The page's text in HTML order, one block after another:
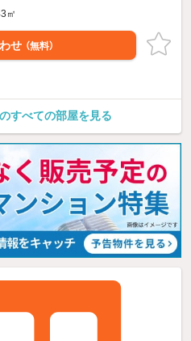
㎡
せ （無料）
すべての部屋を見る